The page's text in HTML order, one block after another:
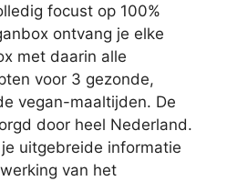
focust op 100%
ontvang je elke
met daarin alle
voor 3 gezonde,
vegan-maaltijden. De
door heel Nederland.
uitgebreide informatie
van het